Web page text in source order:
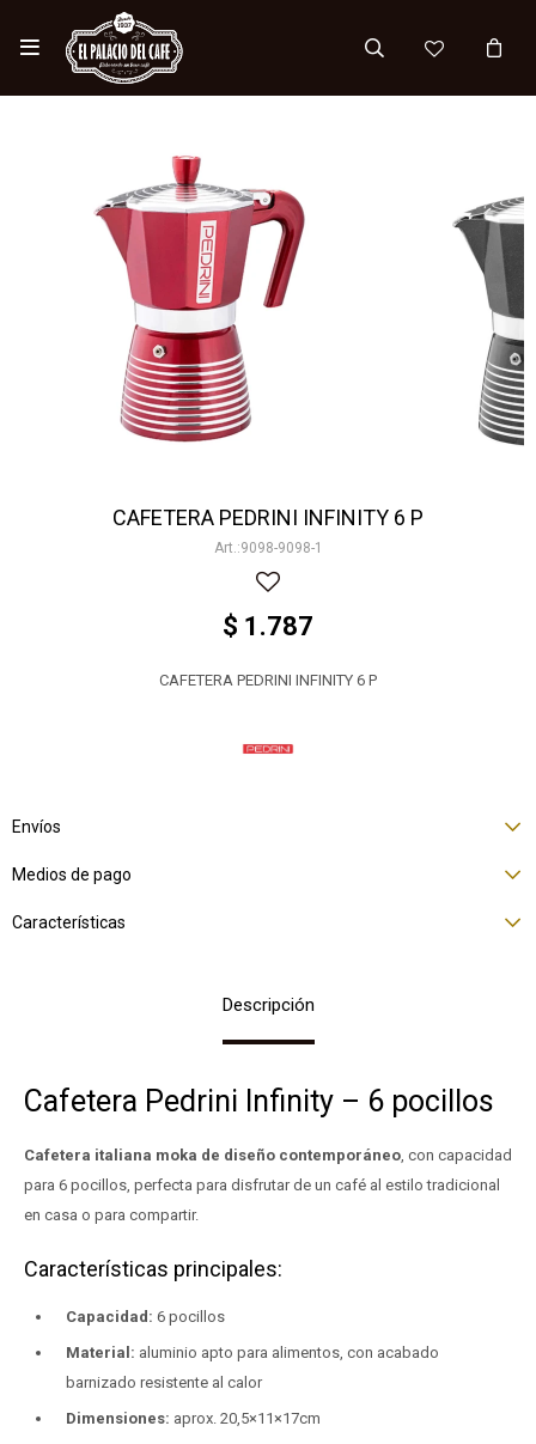

CAFETERA PEDRINI INFINITY 6 P
9098-9098-1
$ 1.787
CAFETERA PEDRINI INFINITY 6 P
Envíos
Medios de pago
Características
Descripción
Cafetera Pedrini Infinity – 6 pocillos
Cafetera italiana moka de diseño contemporáneo, con capacidad
para 6 pocillos, perfecta para disfrutar de un café al estilo tradicional
en casa o para compartir.
Características principales:
Capacidad: 6 pocillos
Material: aluminio apto para alimentos, con acabado
barnizado resistente al calor
Dimensiones: aprox. 20,5×11×17cm